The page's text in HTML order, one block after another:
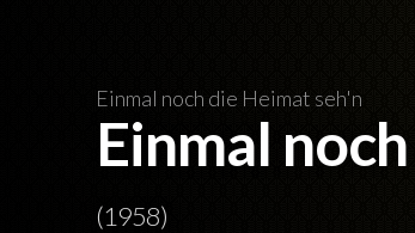
Einmal noch die Heimat seh'n
Einmal
(1958)